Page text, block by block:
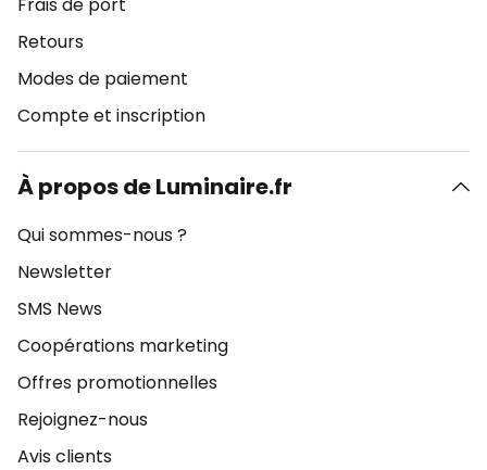
Retours
Modes de paiement
Compte et inscription
À propos de Luminaire.fr
Qui sommes-nous ?
Newsletter
SMS News
Coopérations marketing
Offres promotionnelles
Rejoignez-nous
Avis clients